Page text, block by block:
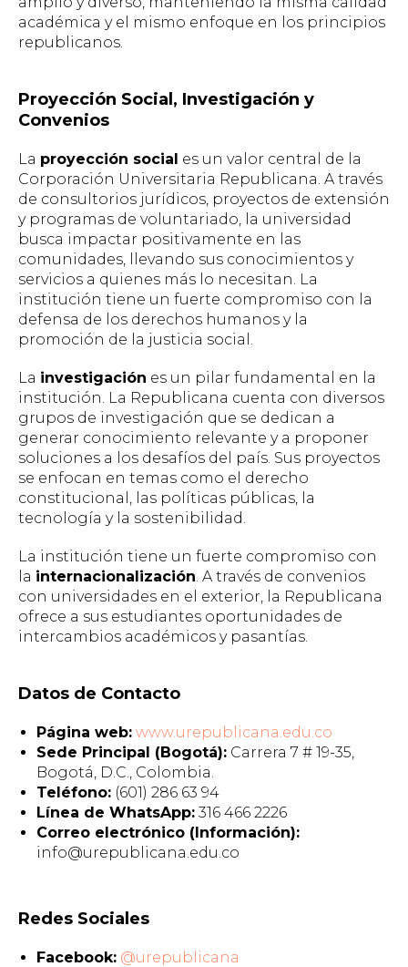
académica y el mismo enfoque en los principios
republicanos.
Proyección Social, Investigación y
Convenios
La proyección social es un valor central de la
Corporación Universitaria Republicana. A través
de consultorios jurídicos, proyectos de extensión
y programas de voluntariado, la universidad
busca impactar positivamente en las
comunidades, llevando sus conocimientos y
servicios a quienes más lo necesitan. La
institución tiene un fuerte compromiso con la
defensa de los derechos humanos y la
promoción de la justicia social.
La investigación es un pilar fundamental en la
institución. La Republicana cuenta con diversos
grupos de investigación que se dedican a
generar conocimiento relevante y a proponer
soluciones a los desafíos del país. Sus proyectos
se enfocan en temas como el derecho
constitucional, las políticas públicas, la
tecnología y la sostenibilidad.
La institución tiene un fuerte compromiso con
la internacionalización. A través de convenios
con universidades en el exterior, la Republicana
ofrece a sus estudiantes oportunidades de
intercambios académicos y pasantías.
Datos de Contacto
Página web: www.urepublicana.edu.co
Sede Principal (Bogotá): Carrera 7 # 19-35,
Bogotá, D.C., Colombia.
Teléfono: (601) 286 63 94
Línea de WhatsApp: 316 466 2226
Correo electrónico (Información):
info@urepublicana.edu.co
Redes Sociales
Facebook: @urepublicana